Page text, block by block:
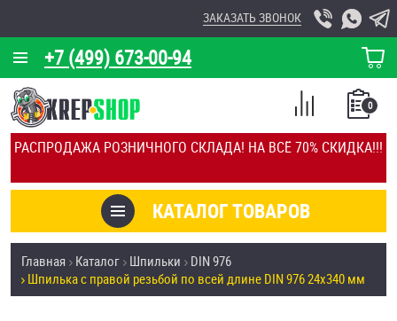
РАСПРОДАЖА РОЗНИЧНОГО СКЛАДА! НА ВСЁ 70% СКИДКА!!!
+7 (499) 673-00-94
ЗАКАЗАТЬ ЗВОНОК
КОРЗИНА
О КОМПАНИИ
КАЛЬКУЛЯТОР
ОТЗЫВЫ
УСЛУГИ
СКИДКИ
КАТАЛОГ ТОВАРОВ
0
СПИСОК
СРАВНЕНИЕ
Товары со скидкой
Анкеры
Главная Каталог Шпильки
DIN 976
Шпилька с правой резьбой по всей длине DIN 976 24х340 мм